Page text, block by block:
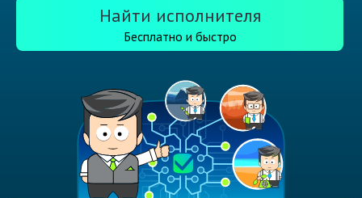
Найти исполнителя
Бесплатно и быстро